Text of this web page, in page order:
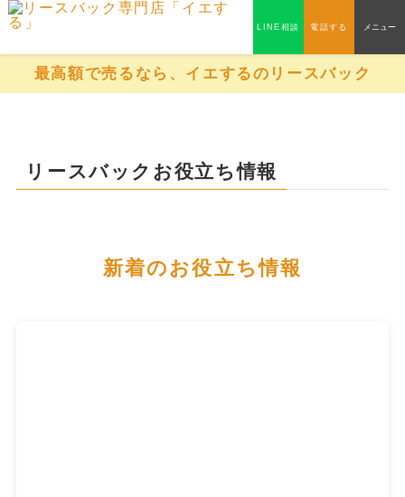
LINE相談 電話する メニュー
最高額で売るなら、イエするのリースバック
リースバックお役立ち情報
新着のお役立ち情報